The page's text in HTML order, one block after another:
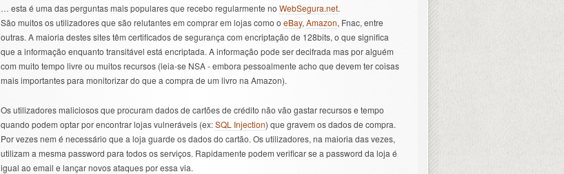
… esta é uma das perguntas mais populares que recebo regularmente no WebSegura.net.
São muitos os utilizadores que são relutantes em comprar em lojas como o eBay, Amazon, Fnac, entre
outras. A maioria destes sites têm certificados de segurança com encriptação de 128bits, o que significa
que a informação enquanto transitável está encriptada. A informação pode ser decifrada mas por alguém
com muito tempo livre ou muitos recursos (leia-se NSA - embora pessoalmente acho que devem ter coisas
mais importantes para monitorizar do que a compra de um livro na Amazon).
Os utilizadores maliciosos que procuram dados de cartões de crédito não vão gastar recursos e tempo
quando podem optar por encontrar lojas vulneráveis (ex:SQL Injection) que gravem os dados de compra.
Por vezes nem é necessário que a loja guarde os dados do cartão. Os utilizadores, na maioria das vezes,
utilizam a mesma password para todos os serviços. Rapidamente podem verificar se a password da loja é
igual ao email e lançar novos ataques por essa via.